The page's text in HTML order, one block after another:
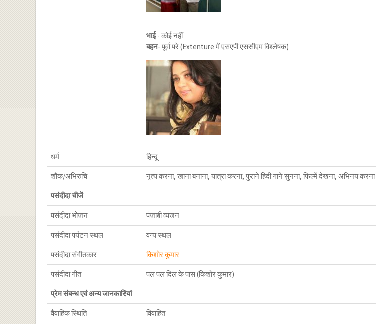
भाई- कोई नहीं
बहन- पूर्वा परे (Extenture में एसएपी एससीएम विश्लेषक)
धर्म हिन्दू
शौक/अभिरुचि नृत्य करना, खाना बनाना, यात्रा करना, पुराने हिंदी गाने सुनना, फिल्में देखना, अभिनय करना
पसंदीदा चीजें
पसंदीदा भोजन पंजाबी व्यंजन
पसंदीदा पर्यटन स्थल वन्य स्थल
पसंदीदा संगीतकार किशोर कुमार
पसंदीदा गीत पल पल दिल के पास (किशोर कुमार)
प्रेम संबन्ध एवं अन्य जानकारियां
वैवाहिक स्थिति विवाहित